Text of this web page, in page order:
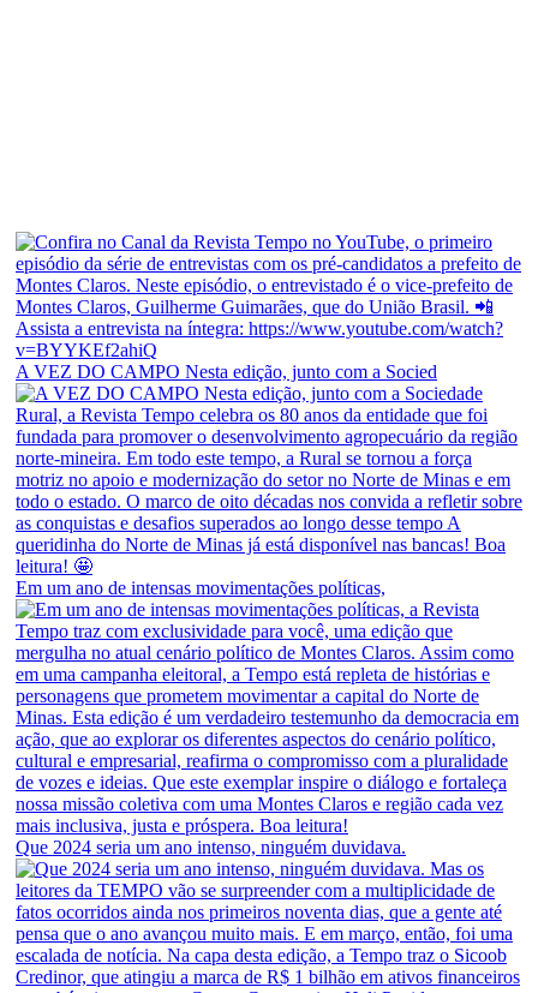
A VEZ DO CAMPO Nesta edição, junto com a Socied
Em um ano de intensas movimentações políticas,
Que 2024 seria um ano intenso, ninguém duvidava.